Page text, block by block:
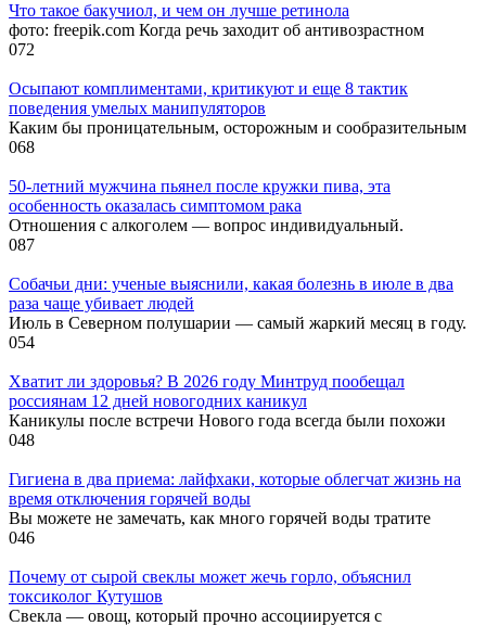
Что такое бакучиол, и чем он лучше ретинола
фото: freepik.com Когда речь заходит об антивозрастном
072
Осыпают комплиментами, критикуют и еще 8 тактик
поведения умелых манипуляторов
Каким бы проницательным, осторожным и сообразительным
068
50-летний мужчина пьянел после кружки пива, эта
особенность оказалась симптомом рака
Отношения с алкоголем — вопрос индивидуальный.
087
Собачьи дни: ученые выяснили, какая болезнь в июле в два
раза чаще убивает людей
Июль в Северном полушарии — самый жаркий месяц в году.
054
Хватит ли здоровья? В 2026 году Минтруд пообещал
россиянам 12 дней новогодних каникул
Каникулы после встречи Нового года всегда были похожи
048
Гигиена в два приема: лайфхаки, которые облегчат жизнь на
время отключения горячей воды
Вы можете не замечать, как много горячей воды тратите
046
Почему от сырой свеклы может жечь горло, объяснил
токсиколог Кутушов
Свекла — овощ, который прочно ассоциируется с